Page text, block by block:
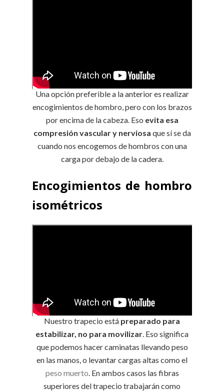
Una opción preferible a la anterior es realizar
encogimientos de hombro, pero con los brazos
por encima de la cabeza. Eso evita esa
compresión vascular y nerviosa que sí se da
cuando nos encogemos de hombros con una
carga por debajo de la cadera.
Encogimientos de hombro
isométricos
Nuestro trapecio está preparado para
estabilizar, no para movilizar. Eso significa
que podemos hacer caminatas llevando peso
en las manos, o levantar cargas altas como el
peso muerto. En ambos casos las fibras
superiores del trapecio trabajarán como